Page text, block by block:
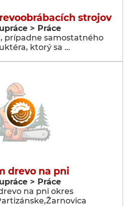
strojov
> Práce
prípadne samostatného
ktorý sa …
drevo na pni
> Práce
na pni okres